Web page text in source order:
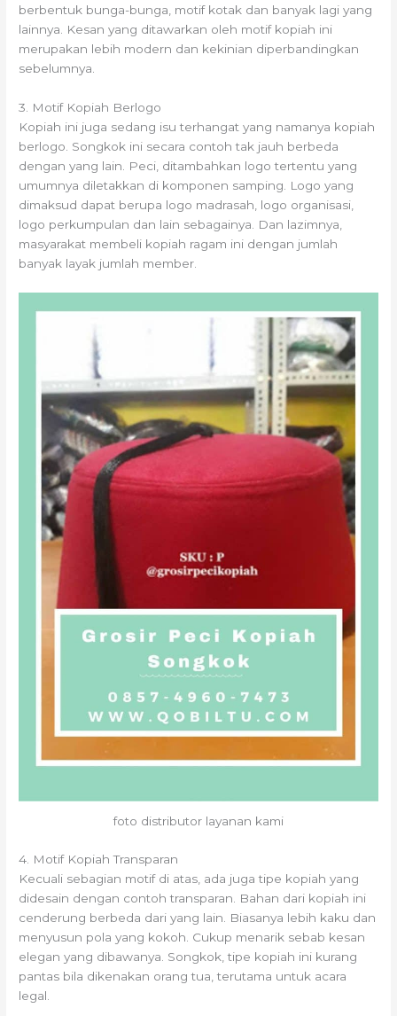
berbentuk bunga-bunga, motif kotak dan banyak lagi yang
lainnya. Kesan yang ditawarkan oleh motif kopiah ini
merupakan lebih modern dan kekinian diperbandingkan
sebelumnya.
3. Motif Kopiah Berlogo
Kopiah ini juga sedang isu terhangat yang namanya kopiah
berlogo. Songkok ini secara contoh tak jauh berbeda
dengan yang lain. Peci, ditambahkan logo tertentu yang
umumnya diletakkan di komponen samping. Logo yang
dimaksud dapat berupa logo madrasah, logo organisasi,
logo perkumpulan dan lain sebagainya. Dan lazimnya,
masyarakat membeli kopiah ragam ini dengan jumlah
banyak layak jumlah member.
foto distributor layanan kami
4. Motif Kopiah Transparan
Kecuali sebagian motif di atas, ada juga tipe kopiah yang
didesain dengan contoh transparan. Bahan dari kopiah ini
cenderung berbeda dari yang lain. Biasanya lebih kaku dan
menyusun pola yang kokoh. Cukup menarik sebab kesan
elegan yang dibawanya. Songkok, tipe kopiah ini kurang
pantas bila dikenakan orang tua, terutama untuk acara
legal.